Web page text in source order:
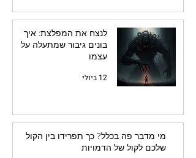
לנצח את המפלצת: איך
בונים גיבור שמתעלה על
עצמו
12 ביולי
מי מדבר פה בכלל? כך תפרידו בין הקול
שלכם לקול של הדמויות